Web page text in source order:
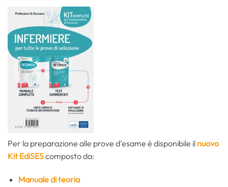
Per la preparazione alle prove d’esame è disponibile il nuovo
Kit EdiSEScomposto da:
Manuale di teoria